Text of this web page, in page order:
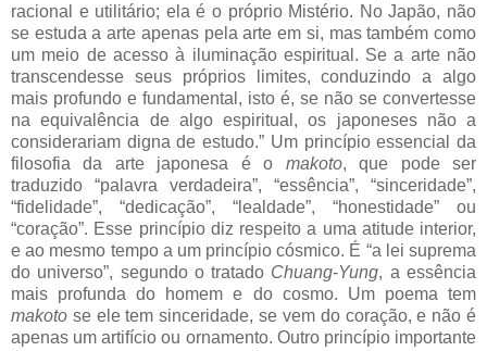
racional e utilitário; ela é o próprio Mistério. No Japão, não
se estuda a arte apenas pela arte em si, mas também como
um meio de acesso à iluminação espiritual. Se a arte não
transcendesse seus próprios limites, conduzindo a algo
mais profundo e fundamental, isto é, se não se convertesse
na equivalência de algo espiritual, os japoneses não a
considerariam digna de estudo.” Um princípio essencial da
filosofia da arte japonesa é o makoto, que pode ser
traduzido “palavra verdadeira”, “essência”, “sinceridade”,
“fidelidade”, “dedicação”, “lealdade”, “honestidade” ou
“coração”. Esse princípio diz respeito a uma atitude interior,
e ao mesmo tempo a um princípio cósmico. É “a lei suprema
do universo”, segundo o tratado Chuang-Yung, a essência
mais profunda do homem e do cosmo. Um poema tem
makoto se ele tem sinceridade, se vem do coração, e não é
apenas um artifício ou ornamento. Outro princípio importante